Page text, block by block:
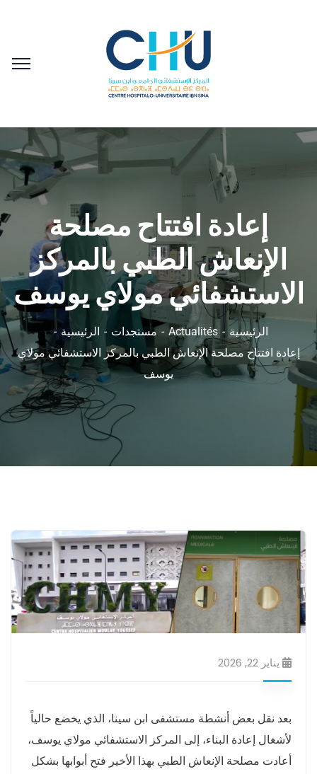
إعادة افتتاح مصلحة
الإنعاش الطبي بالمركز
الاستشفائي مولاي يوسف
الرئيسية Actualités مستجدات
الرئيسية
إعادة افتتاح مصلحة الإنعاش الطبي بالمركز الاستشفائي مولاي
يوسف
يناير 22, 2026
بعد نقل بعض أنشطة مستشفى ابن سينا، الذي يخضع حالياً
لأشغال إعادة البناء، إلى المركز الاستشفائي مولاي يوسف،
أعادت مصلحة الإنعاش الطبي بهذا الأخير فتح أبوابها بشكل